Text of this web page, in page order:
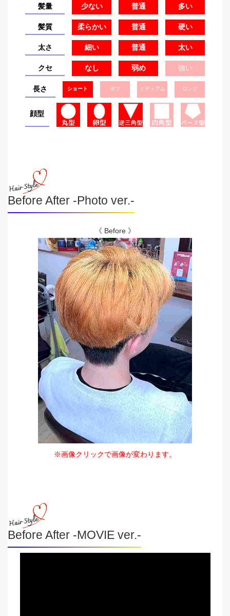
髪量 少ない 普通 多い
髪質 柔らかい 普通 硬い
太さ 細い 普通 太い
クセ なし 弱め 強い
長さ ショート ボブ ミディアム ロング
顔型
Before After -Photo ver.-
《 Before 》
※画像クリックで画像が変わります。
Before After -MOVIE ver.-